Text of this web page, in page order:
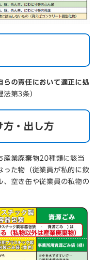
らの責任において適正に処
法第3条）
方・出し方
産業廃棄物20種類に該当
った物（従業員が私的に飲
、空き缶や従業員の私物の